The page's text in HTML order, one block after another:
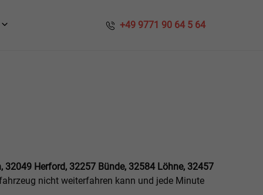
​​ +49 9771 90 64 5 64
32049 Herford, 32257 Bünde, 32584 Löhne, 32457
nicht weiterfahren kann und jede Minute